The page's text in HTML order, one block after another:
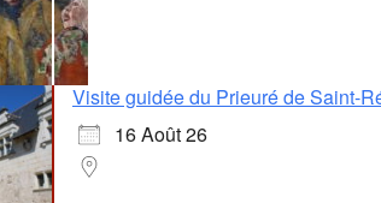
Visite guidée du Prieuré de Saint-
16 Août 26